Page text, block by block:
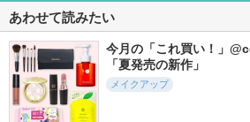
あわせて読みたい
今月の「これ買い！」
「夏発売の新作」
メイクアップ